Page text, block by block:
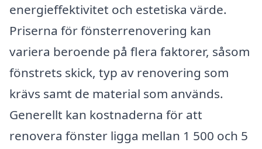
energi­effektivitet och estetiska värde.
Priserna för fönster­renovering kan
variera beroende på flera faktorer, såsom
fönstrets skick, typ av renovering som
krävs samt de material som används.
Generellt kan kostnaderna för att
renovera fönster ligga mellan 1 500 och 5